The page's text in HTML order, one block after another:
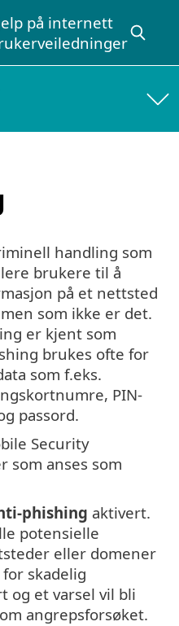
handling som
brukere til å
på et nettsted
som ikke er det.
er kjent som
brukes ofte for
som f.eks.
PIN-
passord.
Security
som anses som
phishing aktivert.
potensielle
eller domener
for skadelig
og et varsel vil bli
angrepsforsøket.